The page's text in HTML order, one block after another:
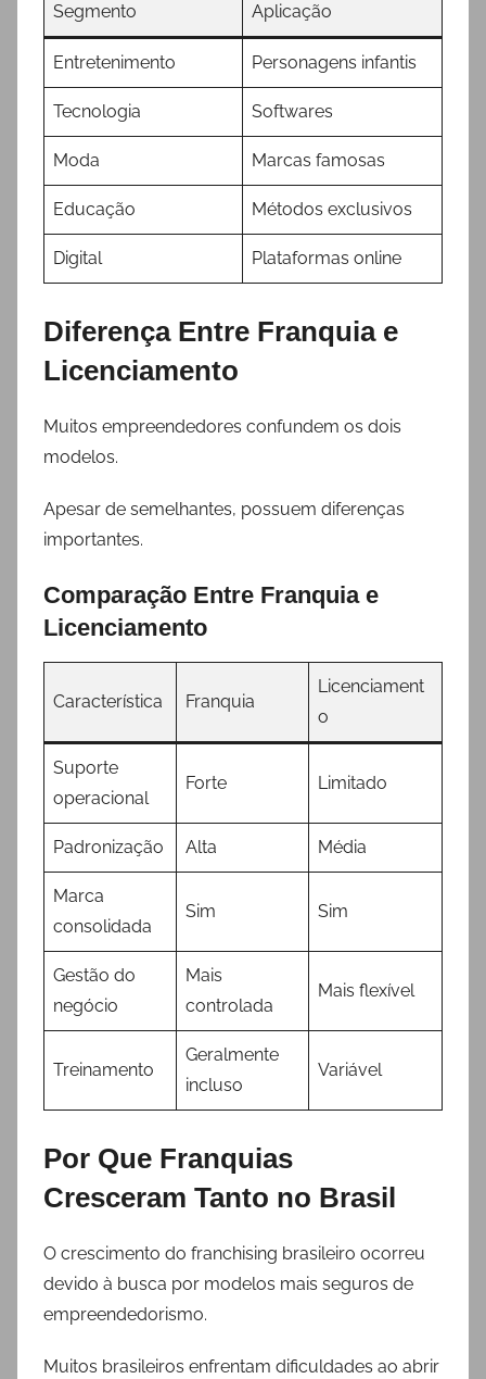
Segmento Aplicação
Entretenimento Personagens infantis
Tecnologia Softwares
Moda Marcas famosas
Educação Métodos exclusivos
Digital Plataformas online
Diferença Entre Franquia e
Licenciamento
Muitos empreendedores confundem os dois
modelos.
Apesar de semelhantes, possuem diferenças
importantes.
Comparação Entre Franquia e
Licenciamento
Característica Franquia
Licenciament
o
Suporte
operacional
Forte Limitado
Padronização Alta Média
Marca
consolidada
Sim Sim
Gestão do
negócio
Mais
controlada
Mais flexível
Treinamento
Geralmente
incluso
Variável
Por Que Franquias
Cresceram Tanto no Brasil
O crescimento do franchising brasileiro ocorreu
devido à busca por modelos mais seguros de
empreendedorismo.
Muitos brasileiros enfrentam dificuldades ao abrir